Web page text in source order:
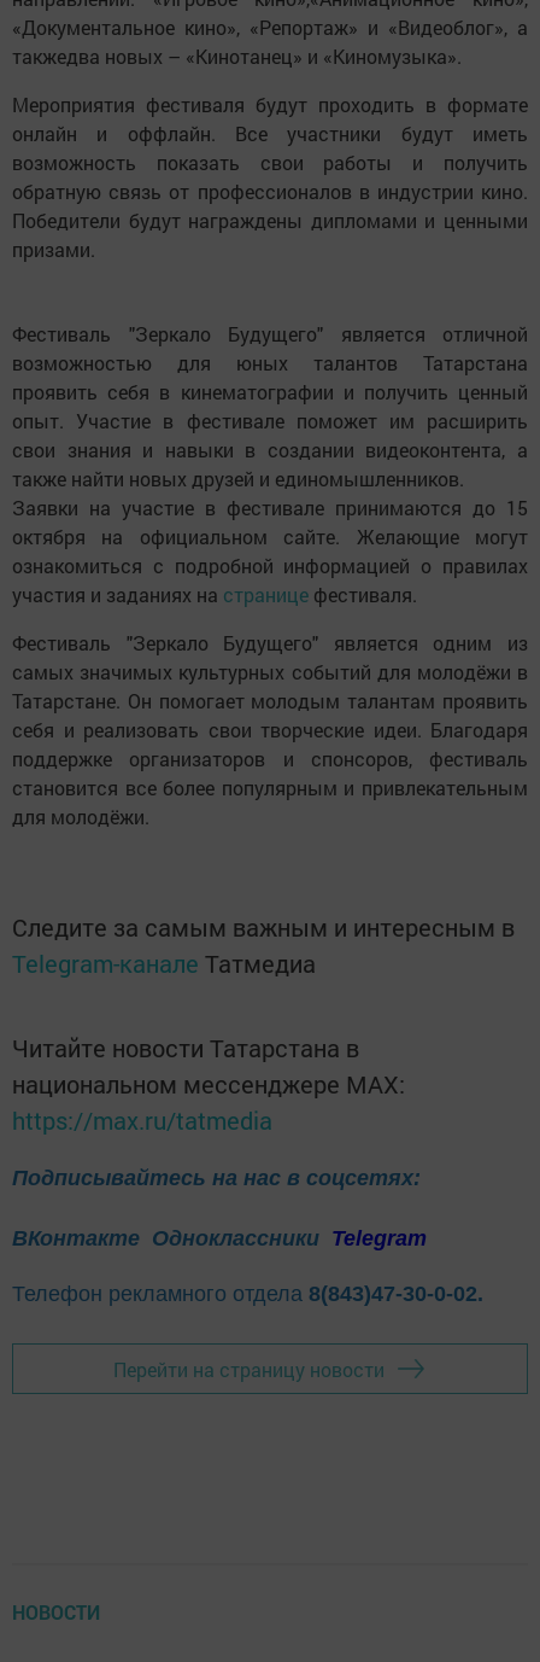
«Документальное кино», «Репортаж» и «Видеоблог», а
такжедва новых – «Кинотанец» и «Киномузыка».
Мероприятия фестиваля будут проходить в формате
онлайн и оффлайн. Все участники будут иметь
возможность показать свои работы и получить
обратную связь от профессионалов в индустрии кино.
Победители будут награждены дипломами и ценными
призами.
Фестиваль "Зеркало Будущего" является отличной
возможностью для юных талантов Татарстана
проявить себя в кинематографии и получить ценный
опыт. Участие в фестивале поможет им расширить
свои знания и навыки в создании видеоконтента, а
также найти новых друзей и единомышленников.
Заявки на участие в фестивале принимаются до 15
октября на официальном сайте. Желающие могут
ознакомиться с подробной информацией о правилах
участия и заданиях на странице фестиваля.
Фестиваль "Зеркало Будущего" является одним из
самых значимых культурных событий для молодёжи в
Татарстане. Он помогает молодым талантам проявить
себя и реализовать свои творческие идеи. Благодаря
поддержке организаторов и спонсоров, фестиваль
становится все более популярным и привлекательным
для молодёжи.
Следите за самым важным и интересным в
Telegram-канале Татмедиа
Читайте новости Татарстана в
национальном мессенджере MАХ:
https://max.ru/tatmedia
Подписывайтесь на нас в соцсетях:
ВКонтакте Одноклассники Telegram
Телефон рекламного отдела 8(843)47-30-0-02.
Перейти на страницу новости
НОВОСТИ